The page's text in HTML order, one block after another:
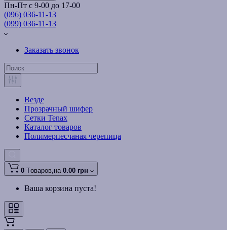
Пн-Пт с 9-00 до 17-00
(096) 036-11-13
(099) 036-11-13
Заказать звонок
Везде
Прозрачный шифер
Сетки Tenax
Каталог товаров
Полимерпесчаная черепица
0 Tоваров,на 0.00 грн
Ваша корзина пуста!